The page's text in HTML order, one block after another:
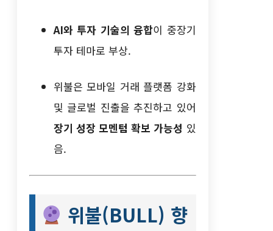
AI와 투자 기술의 융합이 중장기
투자 테마로 부상.
위불은 모바일 거래 플랫폼 강화
및 글로벌 진출을 추진하고 있어
장기 성장 모멘텀 확보 가능성 있
음.
위불(BULL) 향